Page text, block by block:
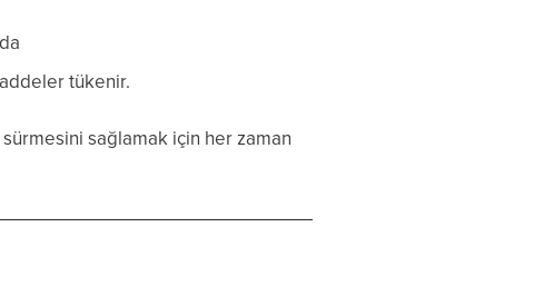
tükenir.
sağlamak için her zaman